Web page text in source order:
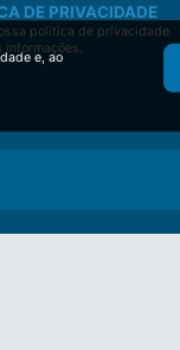
DE PRIVACIDADE
política de privacidade
informações.
e, ao